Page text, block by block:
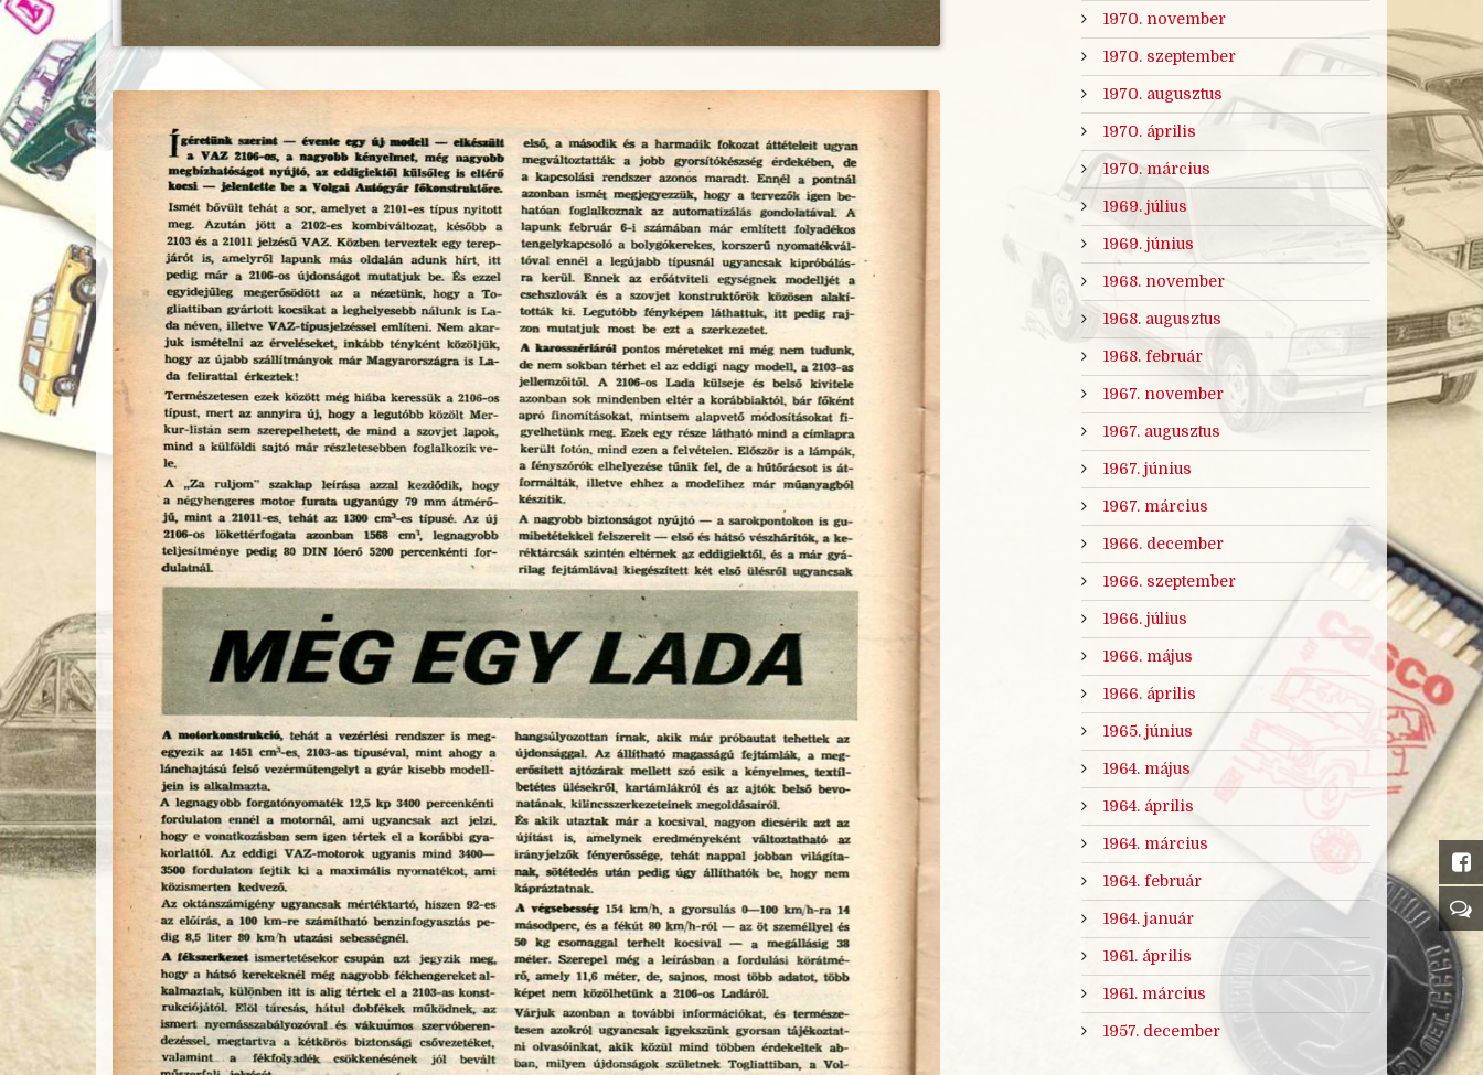
1970. november
1970. szeptember
1970. augusztus
1970. április
1970. március
1969. július
1969. június
1968. november
1968. augusztus
1968. február
1967. november
1967. augusztus
1967. június
1967. március
1966. december
1966. szeptember
1966. július
1966. május
1966. április
1965. június
1964. május
1964. április
1964. március
1964. február
1964. január
1961. április
1961. március
1957. december